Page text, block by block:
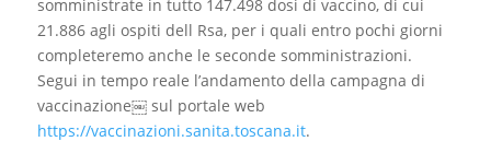
somministrate in tutto 147.498 dosi di vaccino, di cui
21.886 agli ospiti dell Rsa, per i quali entro pochi giorni
completeremo anche le seconde somministrazioni.
Segui in tempo reale l’andamento della campagna di
vaccinazione￼ sul portale web
https://vaccinazioni.sanita.toscana.it.